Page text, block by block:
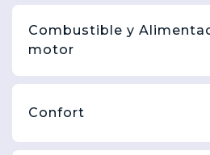
Combustible y
motor
Confort